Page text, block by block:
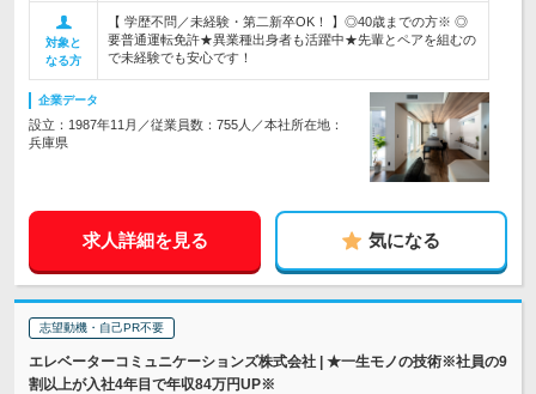
対象と
なる方
【 学歴不問／未経験・第二新卒OK！ 】◎40歳までの方※ ◎
要普通運転免許★異業種出身者も活躍中★先輩とペアを組むの
で未経験でも安心です！
企業データ
設立：1987年11月／従業員数：755人／本社所在地：
兵庫県
求人詳細を見る 気になる
志望動機・自己PR不要
エレベーターコミュニケーションズ株式会社 | ★一生モノの技術※社員の9
割以上が入社4年目で年収84万円UP※